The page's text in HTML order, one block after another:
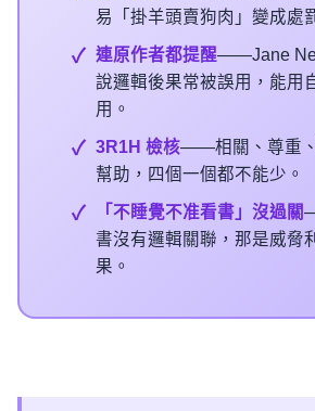
易「掛羊頭賣狗肉」變成處
連原作者都提醒——Jane
說邏輯後果常被誤用，能用
用。
3R1H 檢核——相關、尊重
幫助，四個一個都不能少。
「不睡覺不准看書」沒過關
書沒有邏輯關聯，那是威脅
果。